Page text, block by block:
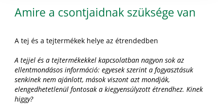
Amire a csontjaidnak szüksége van
A tej és a tejtermékek helye az étrendedben
A tejjel és a tejtermékekkel kapcsolatban nagyon sok az
ellentmondásos információ: egyesek szerint a fogyasztásuk
senkinek nem ajánlott, mások viszont azt mondják,
elengedhetetlenül fontosak a kiegyensúlyzott étrendhez. Kinek
higgy?